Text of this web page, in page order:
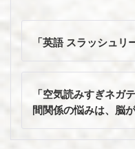
投
ビ
ー
ョ
「英語 スラッシュリ
「空気読みすぎネ
間関係の悩みは、脳